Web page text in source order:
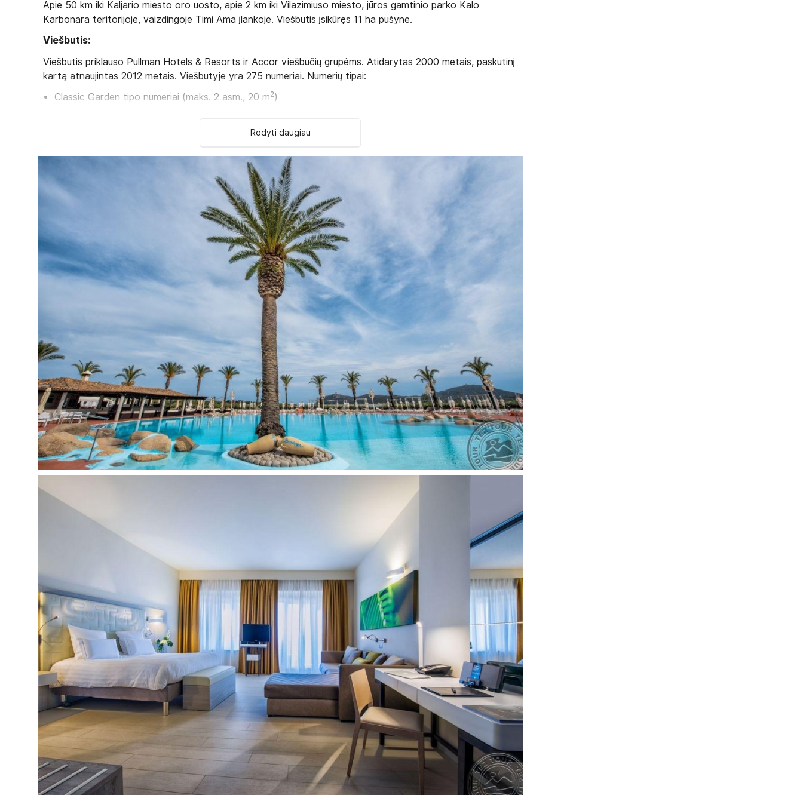
Apie 50 km iki Kaljario miesto oro uosto, apie 2 km iki Vilazimiuso miesto, jūros gamtinio parko Kalo
Karbonara teritorijoje, vaizdingoje Timi Ama įlankoje. Viešbutis įsikūręs 11 ha pušyne.
Viešbutis:
Viešbutis priklauso Pullman Hotels & Resorts ir Accor viešbučių grupėms. Atidarytas 2000 metais, paskutinį
kartą atnaujintas 2012 metais. Viešbutyje yra 275 numeriai. Numerių tipai:
Classic Garden tipo numeriai (maks. 2 asm., 20 m2)
Superior Bay tipo numeriai (maks. 4 asm., 25–35 m
2
Executive Garden tipo numeriai (maks. 3 asm., 25–35 m )
Executive Bay tipo numeriai (maks. 3 asm., 25–30 m2)
Deluxe Garden tipo numeriai (maks. 4 asm., 30–35 m2
Deluxe Bay tipo numeriai (maks. 4 asm., 30–35 m2)
1 Suite Baldacchino tipo numeris (maks. 2+2 asm., 70 m2)
1 Suite Marina 1 tipo numeris (maks. 2+2 asm., 55 m2)
1 Suite Marina 2 tipo numeris (maks. 2+1 asm., 35 m2)
1 Suite Fiorentina tipo numeris (maks. 2+1 asm., 40 m2)
Viešbučio kategorija šalyje - 5*
chalatas
šlepetės
telefonas
plaukų džiovintuvas: yra
oro kondicionierius: yra
lyginimo lenta: pagal atskirą užklausimą, už papildomą mokestį
lygintuvas: pagal atskirą užklausimą, už papildomą mokestį
internetas: Wi-Fi: nemokamai
seifas numeryje,: nemokamai
radijas
televizorius: yra
mini baras (užpildytas): už papildomą mokestį
kavos/arbatos rinkinys (tik Executive, Deluxe ir Suite tipo numeriuose)
restoranai: 3 (I Ginepri pietūs, vakarienė a la carte – už papildomą mokestį, Il Mediterraneo pietūs – už
papildomą mokestį, La Veranda pusryčiai ir vakarienė – maitinimo tipui НВ)
barai: 4
baseinai: 1 (atviras su gėlu vandeniu, 800 m2)
uždari baseinai: 1 (su jūros vandeniu 60 m2 SPA centre, už papildomą mokestį)
SPA centras (už papildomą mokestį)
belaidis internetas -viešosiose vietose
prie baseino: paplūdimio rankšluosčiai: nemokamai
terasa, skirta deginimuisi
seifas: nemokamai
automobilių nuoma (už papildomą mokestį)
verslo centras
spauda (laikraščių kioskas)
registratūra (24 valandas)
automobilių stovėjimo aikštelė (iki 100 asm.): nemokamai
amfiteatras (vakaro pramoginiams renginiams)
Rodyti daugiau